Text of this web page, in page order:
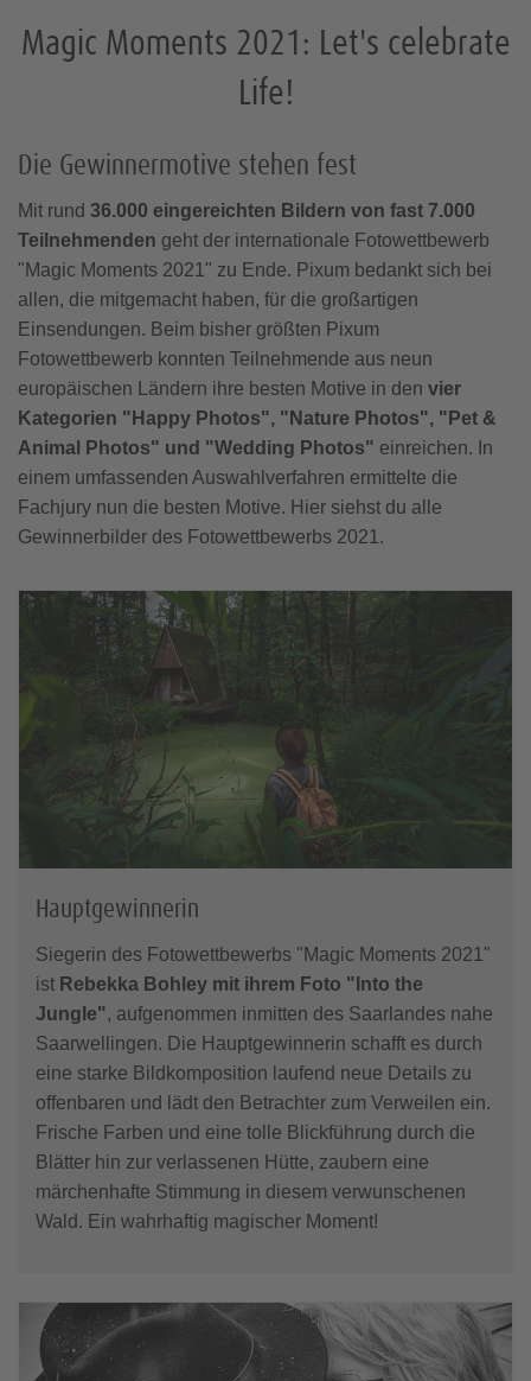
Größen & Formate
Fotokacheln
Foto-Sticker
Geschenkgutscheine
Freundschaftsgeschenke
Tipps & Ideen
Postkarten
Geschenke für Freund:innen
Magic Moments 2021: Let's celebrate
Life!
Die Gewinnermotive stehen fest
Mit rund 36.000 eingereichten Bildern von fast 7.000
Teilnehmenden geht der internationale Fotowettbewerb
"Magic Moments 2021" zu Ende. Pixum bedankt sich bei
allen, die mitgemacht haben, für die großartigen
Einsendungen. Beim bisher größten Pixum
Fotowettbewerb konnten Teilnehmende aus neun
europäischen Ländern ihre besten Motive in den vier
Kategorien "Happy Photos", "Nature Photos", "Pet &
Animal Photos" und "Wedding Photos" einreichen. In
einem umfassenden Auswahlverfahren ermittelte die
Fachjury nun die besten Motive. Hier siehst du alle
Gewinnerbilder des Fotowettbewerbs 2021.
Hauptgewinnerin
Siegerin des Fotowettbewerbs "Magic Moments 2021"
ist Rebekka Bohley mit ihrem Foto "Into the
Jungle", aufgenommen inmitten des Saarlandes nahe
Saarwellingen. Die Hauptgewinnerin schafft es durch
eine starke Bildkomposition laufend neue Details zu
offenbaren und lädt den Betrachter zum Verweilen ein.
Frische Farben und eine tolle Blickführung durch die
Blätter hin zur verlassenen Hütte, zaubern eine
märchenhafte Stimmung in diesem verwunschenen
Wald. Ein wahrhaftig magischer Moment!